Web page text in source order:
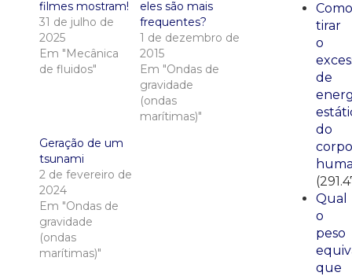
filmes mostram!
31 de julho de
2025
Em "Mecânica
de fluidos"
eles são mais
frequentes?
1 de dezembro de
2015
Em "Ondas de
gravidade
(ondas
marítimas)"
Geração de um
tsunami
2 de fevereiro de
2024
Em "Ondas de
gravidade
(ondas
marítimas)"
Como
tirar
o
de
do
corpo
Qual
o
peso
que